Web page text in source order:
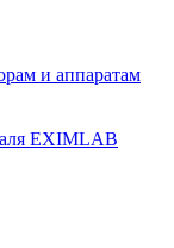
и аппаратам
EXIMLAB